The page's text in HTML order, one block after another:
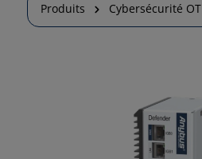
Produits Cybersécurité OT